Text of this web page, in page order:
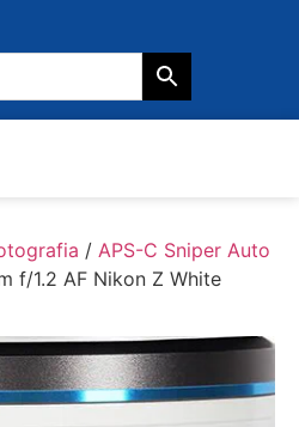
/ APS-C Sniper Auto
f/1.2 AF Nikon Z White